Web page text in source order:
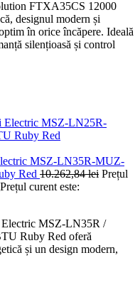
FTXA35CS 12000
designul modern și
în orice încăpere. Ideală
silențioasă și control
MSZ-LN35R-MUZ-
Red 10.262,84lei Prețul
Prețul curent este:
Electric MSZ-LN35R /
Ruby Red oferă
și un design modern,